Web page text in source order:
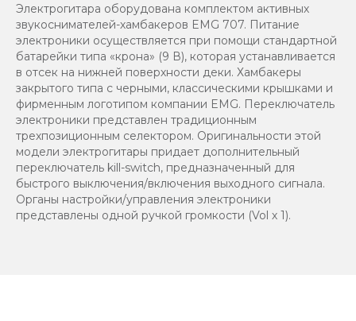
Электрогитара оборудована комплектом активных
звукоснимателей-хамбакеров EMG 707. Питание
электроники осуществляется при помощи стандартной
батарейки типа «крона» (9 В), которая устанавливается
в отсек на нижней поверхности деки. Хамбакеры
закрытого типа с черными, классическими крышками и
фирменным логотипом компании EMG. Переключатель
электроники представлен традиционным
трехпозиционным селектором. Оригинальности этой
модели электрогитары придает дополнительный
переключатель kill-switch, предназначенный для
быстрого выключения/включения выходного сигнала.
Органы настройки/управления электроники
представлены одной ручкой громкости (Vol х 1).